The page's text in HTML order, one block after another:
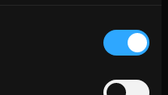
privire la locația dvs.
scanândul-l în mod
/ 27 decembrie / ROCK